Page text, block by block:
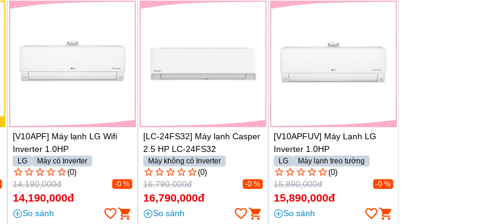
[V10APF] Máy lạnh LG Wifi
Inverter 1.0HP
LG Máy có Inverter
(0)
14,190,000đ -0 %
14,190,000đ
So sánh
[LC-24FS32] Máy lạnh Casper
2.5 HP LC-24FS32
Máy không có Inverter
Máy lạnh treo tường
(0)
16,790,000đ -0 %
16,790,000đ
So sánh
[V10APFUV] Máy Lạnh LG
Inverter 1.0HP
LG Máy lạnh treo tường
(0)
15,890,000đ -0 %
15,890,000đ
So sánh